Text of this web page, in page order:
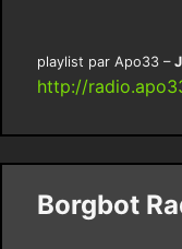
playlist par Apo33 –
http://
Borgbot